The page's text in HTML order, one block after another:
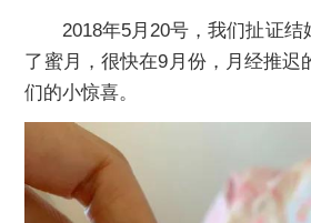
2018年5月20号，我们扯证结
了蜜月，很快在9月份，月经推迟
们的小惊喜。